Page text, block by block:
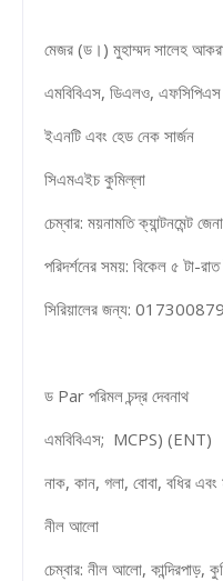
মেজর (ড।) মুহাম্মদ সালেহ
এমবিবিএস, ডিএলও,
ইএনটি এবং হেড নেক সার্জন
সিএমএইচ কুমিল্লা
চেম্বার: ময়নামতি ক্যান্টনমেন্ট
পরিদর্শনের সময়: বিকেল ৫ টা-রাত
সিরিয়ালের জন্য:
ড Par পরিমল চন্দ্র দেবনাথ
এমবিবিএস; MCPS) (ENT)
নাক, ​​কান, গলা, বোবা, বধির এবং
নীল আলো
চেম্বার: নীল আলো, কান্দিরপাড়,